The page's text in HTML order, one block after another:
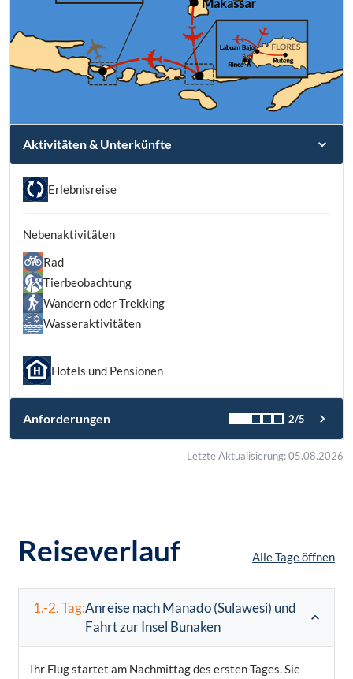
Aktivitäten & Unterkünfte
Erlebnisreise
Nebenaktivitäten
Rad
Tierbeobachtung
Wandern oder Trekking
Wasseraktivitäten
Hotels und Pensionen
Anforderungen 2/5
Letzte Aktualisierung: 05.08.2026
Reiseverlauf Alle Tage öffnen
1.-2. Tag:Anreise nach Manado (Sulawesi) und
Fahrt zur Insel Bunaken
Ihr Flug startet am Nachmittag des ersten Tages. Sie